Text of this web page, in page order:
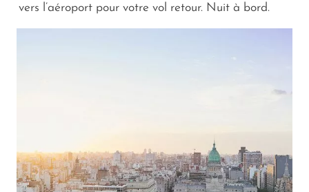
vers l’aéroport pour votre vol retour. Nuit à bord.